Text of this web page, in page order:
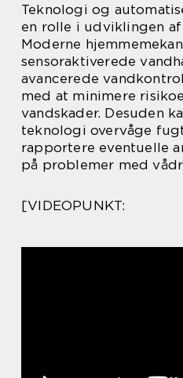
Teknologi og
en rolle i udviklingen
Moderne
sensoraktiverede
avancerede
med at minimere
vandskader. Desuden
teknologi overvåge
rapportere eventuelle
på problemer med
[VIDEOPUNKT: